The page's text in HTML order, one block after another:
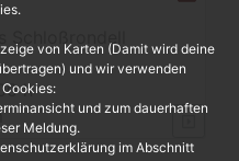
Schloßrondell
h
von Karten (Damit wird deine
und wir verwenden
und zum dauerhaften
Meldung.
im Abschnitt